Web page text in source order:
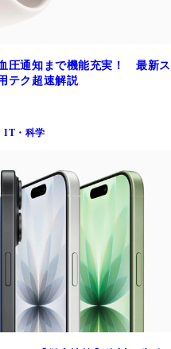
圧通知まで機能充実！ 最新ス
テク超速解説
IT・科学